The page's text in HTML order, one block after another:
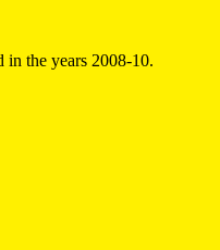
the years 2008-10.